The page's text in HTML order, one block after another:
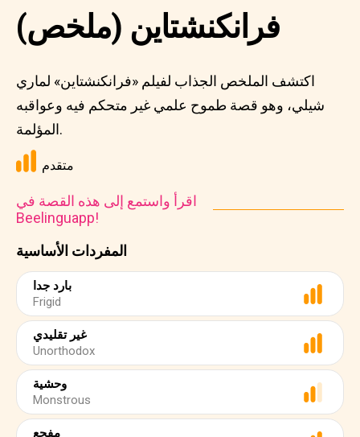
المفردات الأساسية
بارد جدا
Frigid
غير تقليدي
Unorthodox
وحشية
Monstrous
مفجع
فرانكنشتاين (ملخص)
اكتشف الملخص الجذاب لفيلم «فرانكنشتاين» لماري
شيلي، وهو قصة طموح علمي غير متحكم فيه وعواقبه
المؤلمة.
متقدم
اقرأ واستمع إلى هذه القصة في
Beelinguapp!